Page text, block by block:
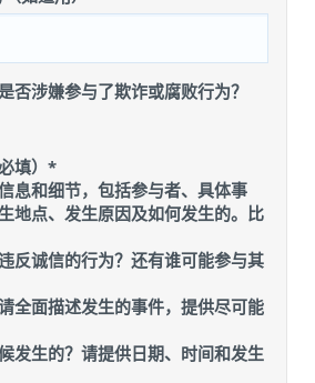
否涉嫌参与了欺诈或腐败行为？
填）*
息和细节，包括参与者、具体事
地点、发生原因及如何发生的。比
反诚信的行为？还有谁可能参与其
全面描述发生的事件，提供尽可能
发生的？请提供日期、时间和发生